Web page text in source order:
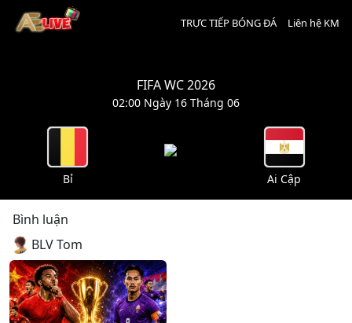
TRỰC TIẾP BÓNG ĐÁ Liên hệ KM
FIFA WC 2026
02:00 Ngày 16 Tháng 06
Bỉ Ai Cập
Bình luận
BLV Tom